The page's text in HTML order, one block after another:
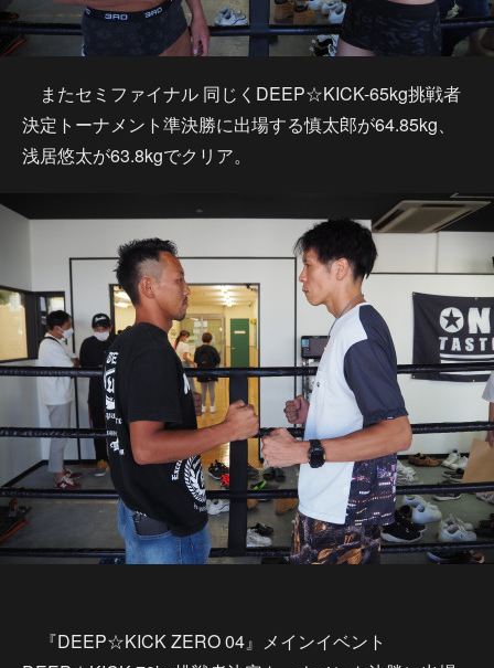
またセミファイナル 同じくDEEP☆KICK-65kg挑戦者
決定トーナメント準決勝に出場する慎太郎が64.85kg、
浅居悠太が63.8kgでクリア。
『DEEP☆KICK ZERO 04』メインイベント